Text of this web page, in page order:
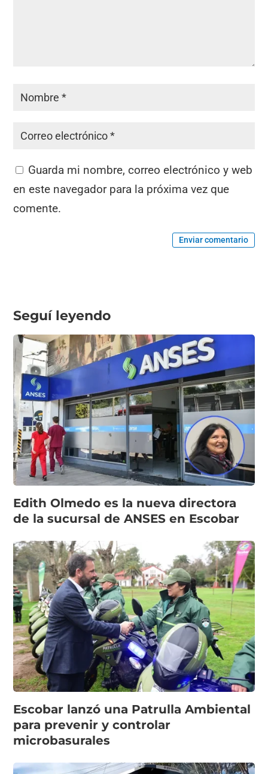
Guarda mi nombre, correo electrónico y web
en este navegador para la próxima vez que
comente.
Enviar comentario
Seguí leyendo
Edith Olmedo es la nueva directora
de la sucursal de ANSES en Escobar
Escobar lanzó una Patrulla Ambiental
para prevenir y controlar
microbasurales